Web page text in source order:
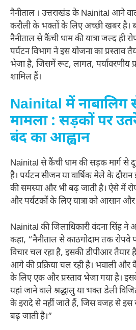
नैनीताल । उत्तराखंड के Nainital आने
करौली के भक्तों के लिए अच्छी खबर है।
नैनीताल से कैंची धाम की यात्रा जल्द ही
पर्यटन विभाग ने इस योजना का प्रस्ताव
भेजा है, जिसमें रूट, लागत, पर्यावरणीय
शामिल हैं।
Nainital में नाबालिग
मामला : सड़कों पर
बंद का आह्वान
Nainital से कैंची धाम की सड़क मार्ग से
है। पर्यटन सीजन या वार्षिक मेले के
की समस्या और भी बढ़ जाती है। ऐसे में
और पर्यटकों के लिए यात्रा को आसान
Nainital की जिलाधिकारी वंदना सिंह
कहा, “नैनीताल से काठगोदाम तक रोपवे
विचार चल रहा है, इसकी डीपीआर तैयार
आगे की प्रक्रिया चल रही है। भवाली और
के लिए एक और प्रस्ताव भेजा गया है।
यहां जाने वाले श्रद्धालु या भक्त डेली
के इरादे से नहीं जाते हैं, जिस वजह से इस
बढ़ जाती है।”